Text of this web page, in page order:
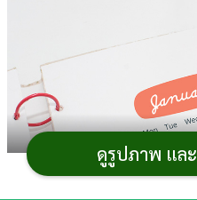
ดูรูปภาพ แล
บันเทิง
ดู
หนัง